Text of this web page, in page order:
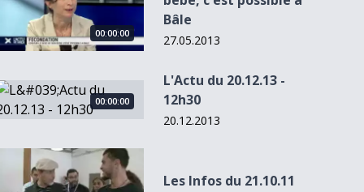
00:00:00
Bâle
27.05.2013
du 20.12.13 - 12h30
00:00:00
L'Actu du 20.12.13 -
12h30
20.12.2013
Infos du 21.10.11
Les Infos du 21.10.11